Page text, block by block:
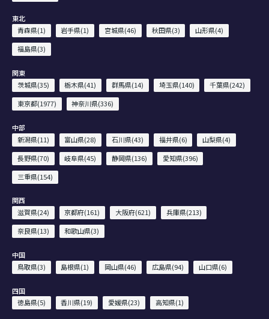
東北
青森県(1)
岩手県(1) 宮城県(46) 秋田県(3)
山形県(4)
福島県(3)
関東
茨城県(35)
栃木県(41) 群馬県(14) 埼玉県(140)
千葉県(242)
東京都(1977)
神奈川県(336)
中部
新潟県(11)
富山県(28) 石川県(43) 福井県(6)
山梨県(4)
長野県(70)
岐阜県(45) 静岡県(136)
愛知県(396)
三重県(154)
関西
滋賀県(24)
京都府(161) 大阪府(621)
兵庫県(213)
奈良県(13)
和歌山県(3)
中国
鳥取県(3)
島根県(1) 岡山県(46) 広島県(94) 山口県(6)
四国
徳島県(5)
香川県(19) 愛媛県(23) 高知県(1)